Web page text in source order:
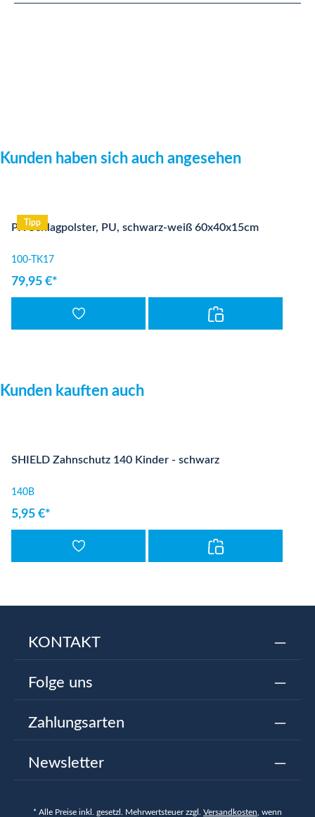
Produktgalerie überspringen
Kunden haben sich auch angesehen
Tipp
PX Schlagpolster, PU, schwarz-weiß 60x40x15cm
100-TK17
79,95 €*
Produktgalerie überspringen
Kunden kauften auch
SHIELD Zahnschutz 140 Kinder - schwarz
140B
5,95 €*
KONTAKT
Folge uns
Zahlungsarten
Newsletter
* Alle Preise inkl. gesetzl. Mehrwertsteuer zzgl. Versandkosten , wenn